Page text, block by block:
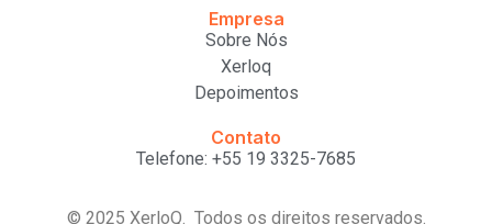
Empresa
Sobre Nós
Xerloq
Depoimentos
Contato
Telefone: +55 19 3325-7685
© 2025 XerloQ. Todos os direitos reservados.